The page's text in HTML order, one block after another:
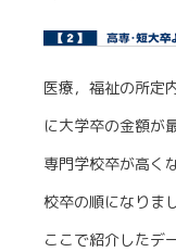
医療，福祉の所定
に大学卒の金額が
専門学校卒が高く
校卒の順になりま
ここで紹介したデ